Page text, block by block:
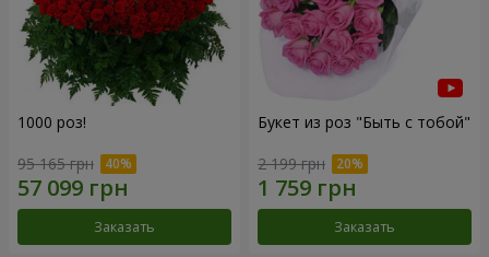
1000 роз!
95 165 грн
Заказать
Букет из роз "Быть с тобой"
2 199 грн
Заказать